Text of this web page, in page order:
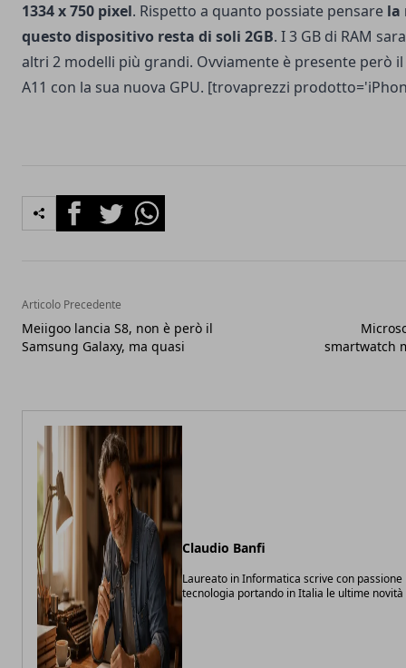
1334 x 750 pixel. Rispetto a quanto possiate pensare la
questo dispositivo resta di soli 2GB. I 3 GB di RAM
altri 2 modelli più grandi. Ovviamente è presente però
A11 con la sua nuova GPU. [trovaprezzi
FacebookTwitterWhatsapp
Articolo Precedente
Meiigoo lancia S8, non è però il
Samsung Galaxy, ma quasi
smartwatch
Claudio Banfi
Laureato in Informatica scrive con
tecnologia portando in Italia le ultime novità